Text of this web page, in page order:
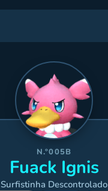
N.º005B
Fuack Ignis
Surfistinha Descontrolado